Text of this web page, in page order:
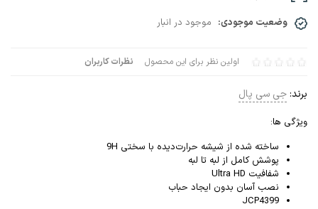
اولین نظر برای این محصول نظرات کاربران
برند:جی سی پال
ویژگی ها:
ساخته شده از شیشه حرارت‌دیده با سختی 9H
پوشش کامل از لبه تا لبه
شفافیت Ultra HD
نصب آسان بدون ایجاد حباب
JCP4399
وضعیت موجودی: موجود در انبار